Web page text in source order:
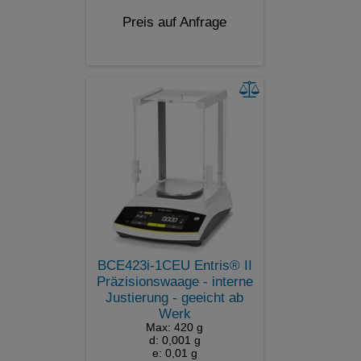
Preis auf Anfrage
BCE423i-1CEU Entris® II
Präzisionswaage - interne
Justierung - geeicht ab
Werk
Max: 420 g
d: 0,001 g
e: 0,01 g